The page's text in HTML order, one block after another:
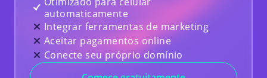
Usei o Hocoos para construir um site de
academia para um amigo, a IA e os recursos
oferecidos foram um ajuste perfeito.Os
recursos e o controle atuais que você tem para
personalizar o site e as páginas de acordo com
suas necessidades são ótimos... Houve um ou
dois problemas iniciais que exigiram contato
automaticamente
Integrar ferramentas de marketing
Aceitar pagamentos online
Conecte seu próprio domínio